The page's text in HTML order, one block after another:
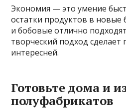
Экономия — это умение
остатки продуктов в
и бобовые отлично
творческий подход сделает
интересней.
Готовьте дома и
полуфабрикатов